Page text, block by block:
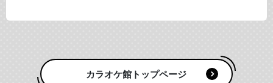
カラオケ館トップページ